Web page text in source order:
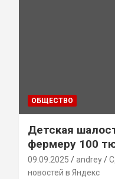
ОБЩЕСТВО
Детская
фермеру 100
09.09.2025 andrey
новостей в Яндекс